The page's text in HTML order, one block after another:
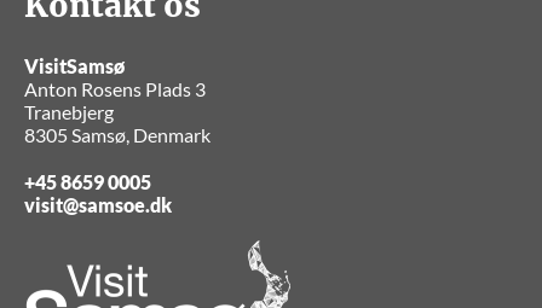
VisitSamsø
Anton Rosens Plads 3
Tranebjerg
8305 Samsø, Denmark
+45 8659 0005
visit@samsoe.dk